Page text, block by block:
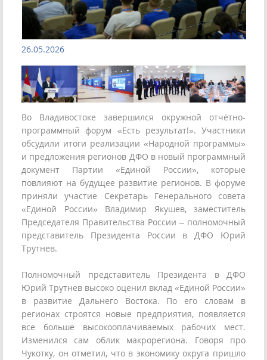
26.05.2026
Во Владивостоке завершился окружной отчётно-
программный форум «Есть результат!». Участники
обсудили итоги реализации «Народной программы»
и предложения регионов ДФО в новый программный
документ Партии «Единой России», которые
повлияют на будущее развитие регионов. В форуме
приняли участие Секретарь Генерального совета
«Единой России» Владимир Якушев, заместитель
Председателя Правительства России – полномочный
представитель Президента России в ДФО Юрий
Трутнев.
Полномочный представитель Президента в ДФО
Юрий Трутнев высоко оценил вклад «Единой России»
в развитие Дальнего Востока. По его словам в
регионах строятся новые предприятия, появляется
все больше высокооплачиваемых рабочих мест.
Изменился сам облик макрорегиона. Говоря про
Чукотку, он отметил, что в экономику округа пришло